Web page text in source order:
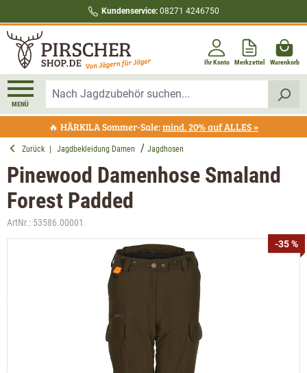
Kundenservice: 08271 4246750
Ihr Konto Merkzettel Warenkorb
MENÜ
🔥 HÄRKILA Sommer-Sale:mind. 20% auf ALLES »
Zurück Jagdbekleidung Damen Jagdhosen
Pinewood Damenhose Smaland
Forest Padded
ArtNr.: 53586.00001
Bildergalerie überspringen -35 %